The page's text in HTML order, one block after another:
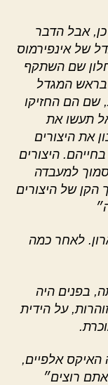
אבל הדבר
של אינפירמוס
שם השתקף
״בראש המגדל
שם הם החזיקו
תעשו את
את היצורים
היצורים
למעבדה
הקן של היצורים
לאחר כמה
בפנים היה
על הידית
אלפיים,
רוצים״